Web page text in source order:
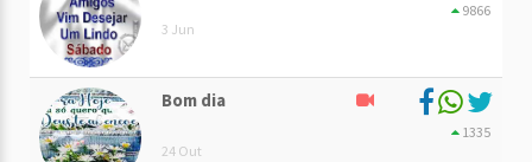
3 Jun
9866
Bom dia
24 Out
1335